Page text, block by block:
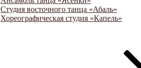
Студия восточного танца «Абаль»
Хореографическая студия «Капель»